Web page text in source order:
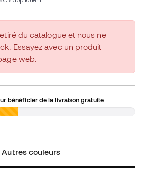
du catalogue et nous ne
Essayez avec un produit
web.
bénéficier de la livraison gratuite
Autres couleurs